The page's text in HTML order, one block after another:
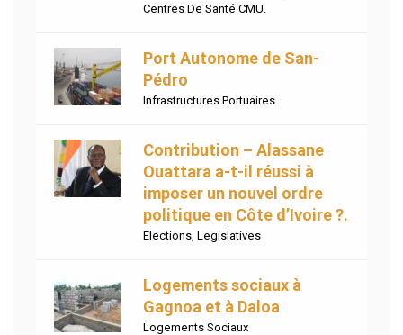
Centres De Santé CMU.
Port Autonome de San-
Pédro
Infrastructures Portuaires
Contribution – Alassane
Ouattara a-t-il réussi à
imposer un nouvel ordre
politique en Côte d’Ivoire ?.
Elections Legislatives
Logements sociaux à
Gagnoa et à Daloa
Logements Sociaux